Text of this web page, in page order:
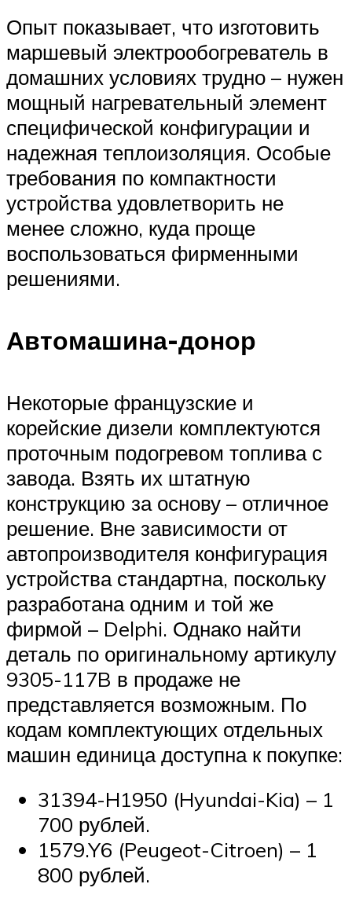
Опыт показывает, что изготовить
маршевый электрообогреватель в
домашних условиях трудно – нужен
мощный нагревательный элемент
специфической конфигурации и
надежная теплоизоляция. Особые
требования по компактности
устройства удовлетворить не
менее сложно, куда проще
воспользоваться фирменными
решениями.
Автомашина-донор
Некоторые французские и
корейские дизели комплектуются
проточным подогревом топлива с
завода. Взять их штатную
конструкцию за основу – отличное
решение. Вне зависимости от
автопроизводителя конфигурация
устройства стандартна, поскольку
разработана одним и той же
фирмой – Delphi. Однако найти
деталь по оригинальному артикулу
9305-117B в продаже не
представляется возможным. По
кодам комплектующих отдельных
машин единица доступна к покупке:
31394-H1950 (Hyundai-Kia) – 1
700 рублей.
1579.Y6 (Peugeot-Citroen) – 1
800 рублей.